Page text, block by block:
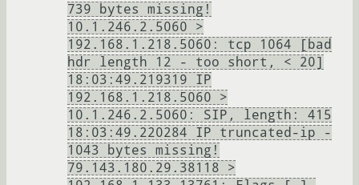
739 bytes missing!
10.1.246.2.5060 >
192.168.1.218.5060: tcp 1064 [bad
hdr length 12 - too short, < 20]
18:03:49.219319 IP
192.168.1.218.5060 >
10.1.246.2.5060: SIP, length: 415
18:03:49.220284 IP truncated-ip -
1043 bytes missing!
79.143.180.29.38118 >